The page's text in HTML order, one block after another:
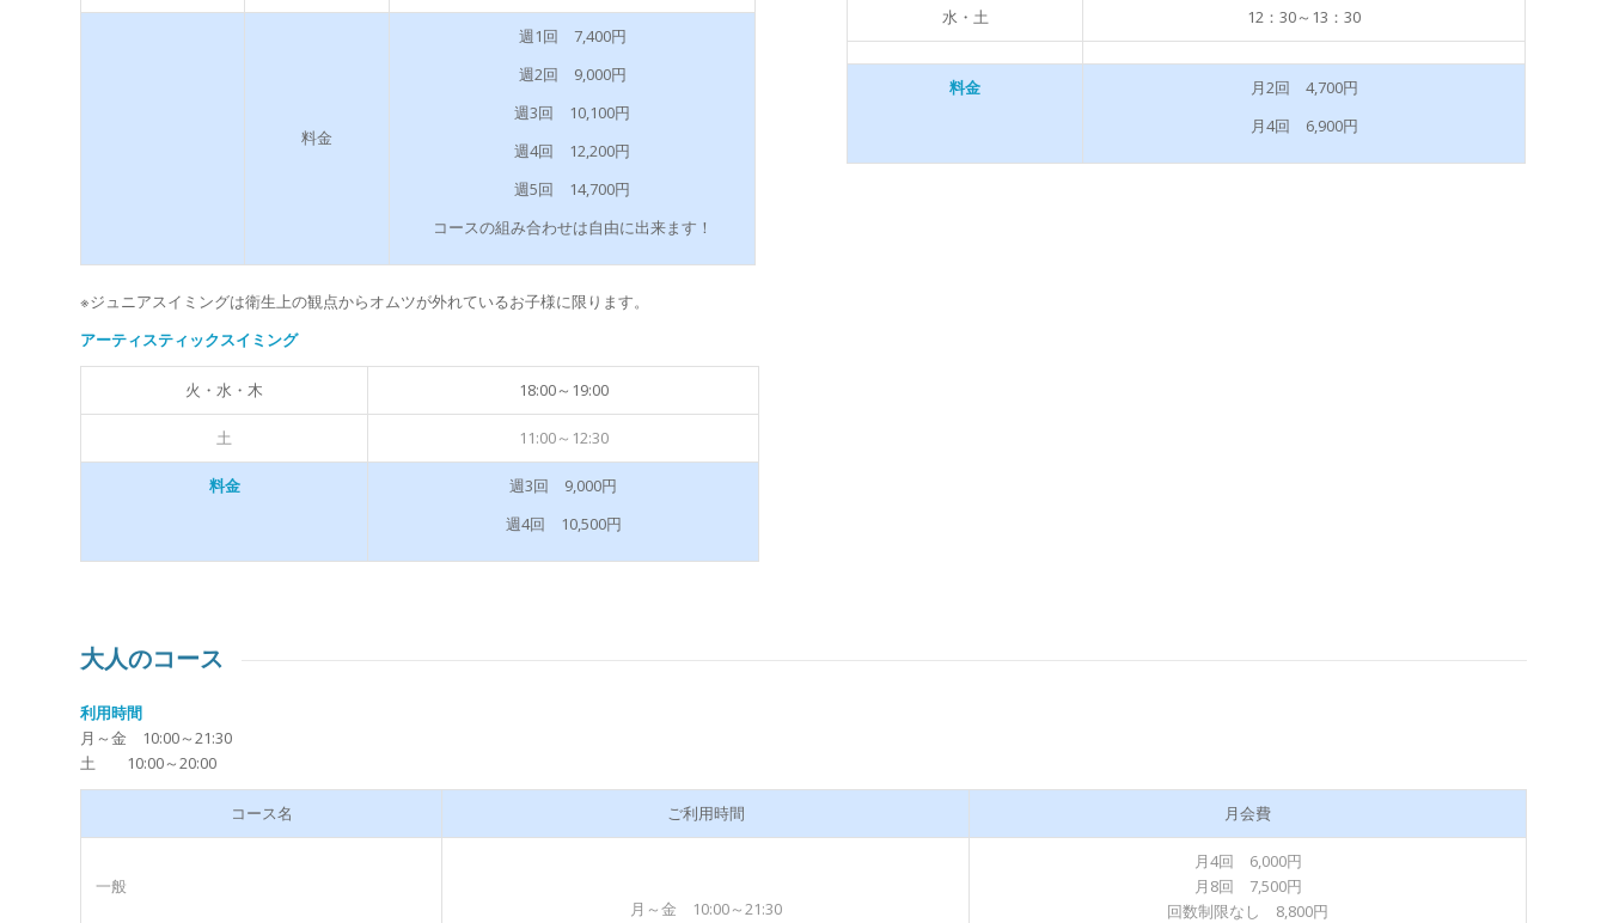
料金
週1回 7,400円
週2回 9,000円
週3回 10,100円
週4回 12,200円
週5回 14,700円
コースの組み合わせは自由に出来ます！
※ジュニアスイミングは衛生上の観点からオムツが外れているお子様に限ります。
アーティスティックスイミング
火・水・木 18:00～19:00
土 11:00～12:30
料金
週3回 9,000円
週4回 10,500円
水・土 12：30～13：30
料金
月2回 4,700円
月4回 6,900円
大人のコース
利用時間
月～金 10:00～21:30
土 10:00～20:00
コース名 ご利用時間 月会費
一般
月～金 10:00～21:30
月4回 6,000円
月8回 7,500円
回数制限なし 8,800円